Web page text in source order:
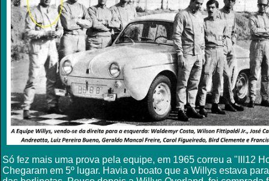
Só fez mais uma prova pela equipe, em 1965 correu a "III12
Chegaram em 5º lugar. Havia o boato que a Willys estava